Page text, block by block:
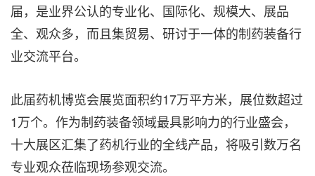
届，是业界公认的专业化、国际化、规模大、展品
全、观众多，而且集贸易、研讨于一体的制药装备行
业交流平台。
此届药机博览会展览面积约17万平方米，展位数超过
1万个。作为制药装备领域最具影响力的行业盛会，
十大展区汇集了药机行业的全线产品，将吸引数万名
专业观众莅临现场参观交流。